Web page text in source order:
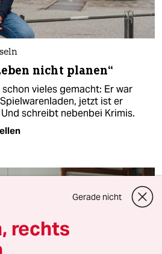
nicht planen“
vieles gemacht: Er war
jetzt ist er
schreibt nebenbei Krimis.
Gerade nicht
rechts